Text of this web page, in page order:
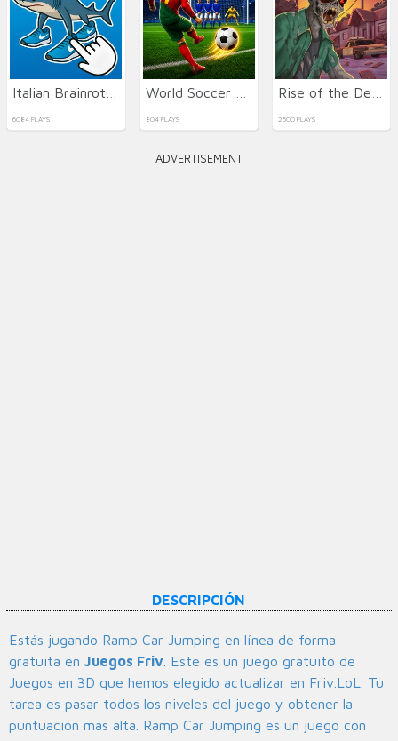
6084 PLAYS 804 PLAYS 2500 PLAYS
ADVERTISEMENT
DESCRIPCIÓN
Estás jugando Ramp Car Jumping en línea de forma
gratuita en Juegos Friv . Este es un juego gratuito de
Juegos en 3D que hemos elegido actualizar en Friv.LoL. Tu
tarea es pasar todos los niveles del juego y obtener la
puntuación más alta. Ramp Car Jumping es un juego con